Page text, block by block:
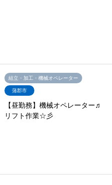
組立・加工・機械オペレーター
蒲郡市
【昼勤務】機械オペレーター♬
リフト作業☆彡